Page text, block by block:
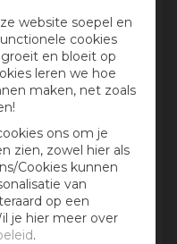
website soepel en
cookies
en bloeit op
leren we hoe
maken, net zoals
ons om je
zien, zowel hier als
Cookies kunnen
van
op een
je hier meer over
.
product en maak
t.w.v. € 25,-